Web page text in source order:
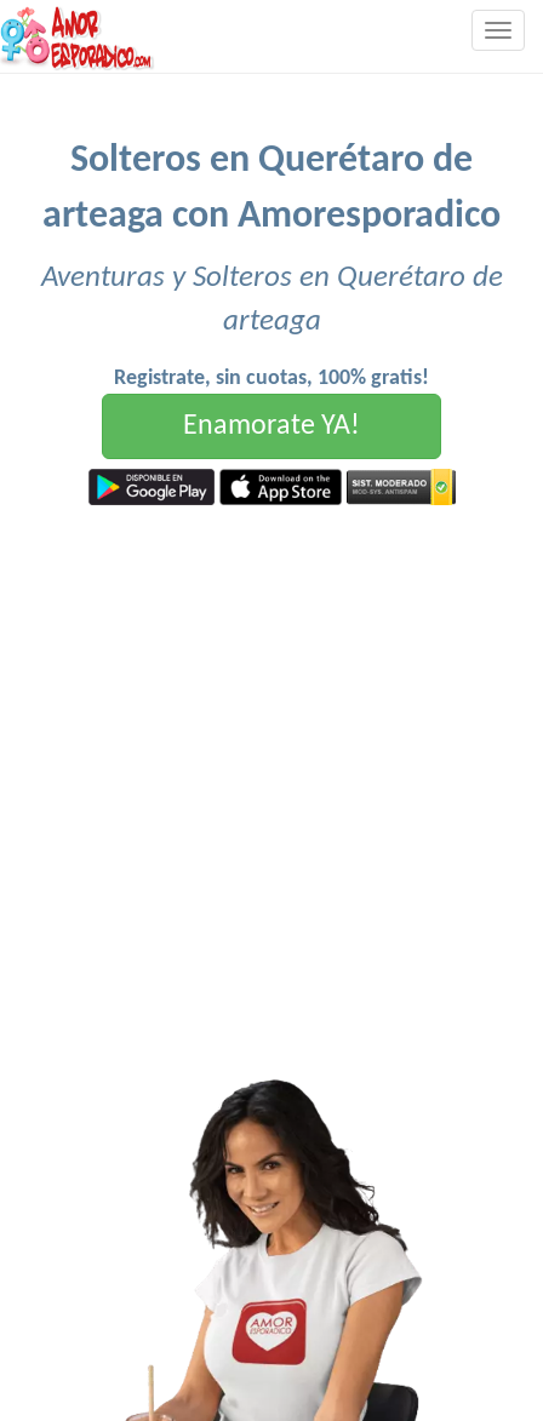
Solteros en Querétaro de
arteaga con Amoresporadico
Aventuras y Solteros en Querétaro de
arteaga
Registrate, sin cuotas, 100% gratis!
Enamorate YA!